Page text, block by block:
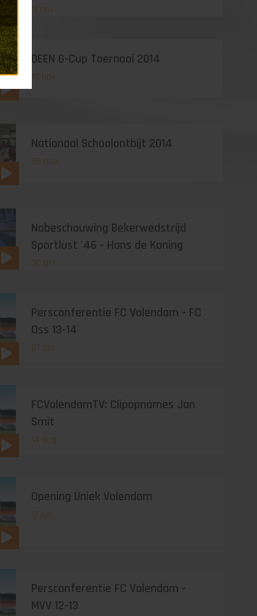
11 nov
DEEN G-Cup Toernooi 2014
10 nov
Nationaal Schoolontbijt 2014
06 nov
Nabeschouwing Bekerwedstrijd
Sportlust '46 - Hans de Koning
30 okt
Persconferentie FC Volendam - FC
Oss 13-14
07 okt
FCVolendamTV: Clipopnames Jan
Smit
14 aug
Opening Uniek Volendam
17 jun
Persconferentie FC Volendam -
MVV 12-13